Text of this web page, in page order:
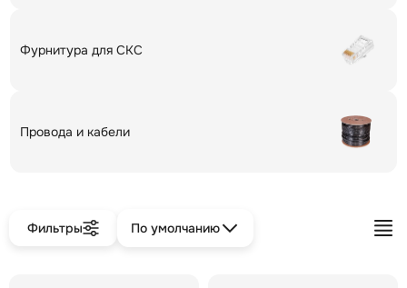
Фурнитура для СКС
Провода и кабели
Фильтры По умолчанию